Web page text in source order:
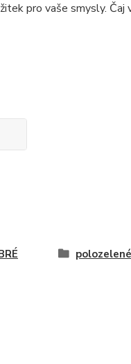
pro vaše smysly. Čaj